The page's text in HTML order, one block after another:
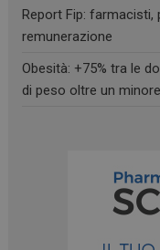
Report Fip: farmacisti,
remunerazione
Obesità: +75% tra le
di peso oltre un